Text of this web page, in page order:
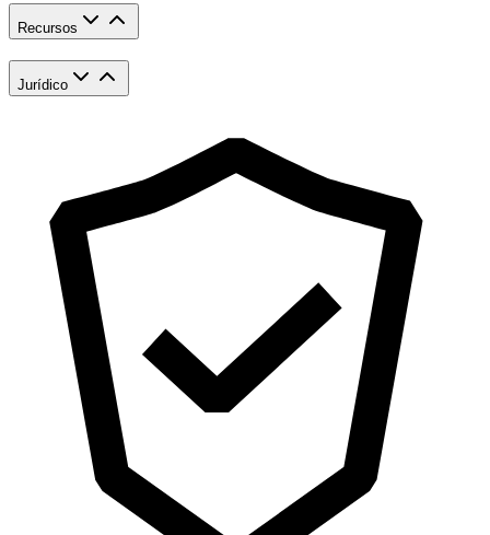
Recursos
Jurídico